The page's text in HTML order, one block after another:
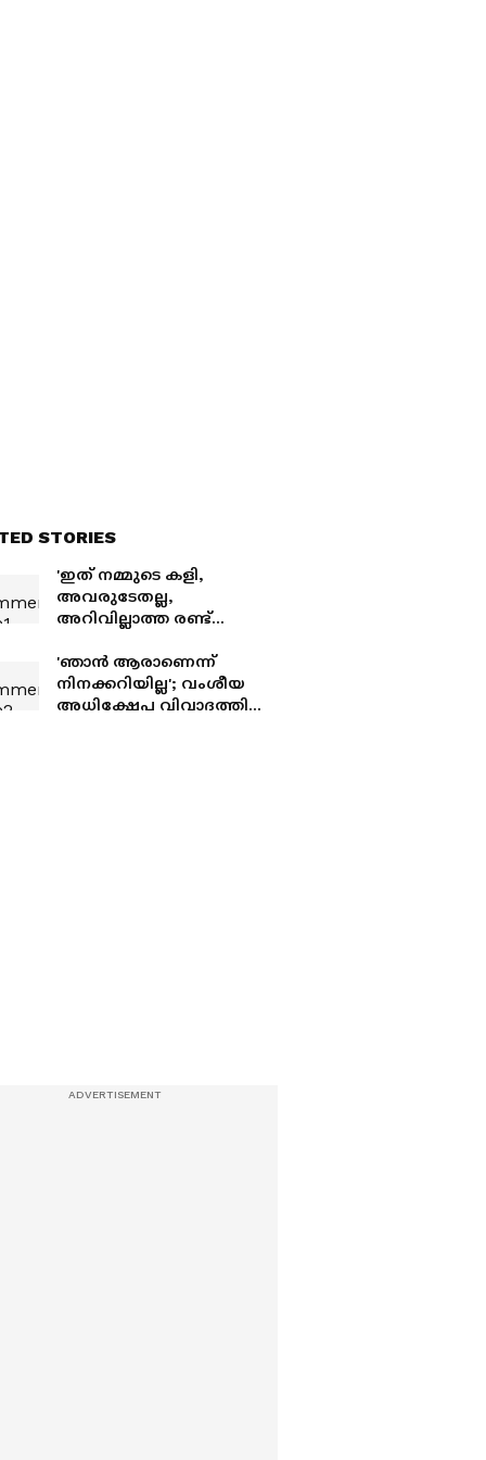
STORIES
'ഇത് നമ്മുടെ കളി,
അവരുടേതല്ല,
അറിവില്ലാത്ത രണ്ട്
അവകാശമില്ല..';
പ്രതികരണവുമായി
യൂർഗൻ ക്ലോപ്പ്
'ഞാൻ ആരാണെന്ന്
നിനക്കറിയില്ല'; വംശീയ
അധിക്ഷേപ വിവാദത്തിൽ